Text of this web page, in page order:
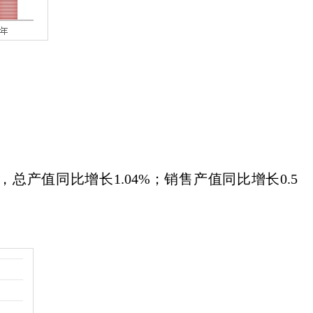
总产值同比增长1.04% ；销售产值同比增长0.5